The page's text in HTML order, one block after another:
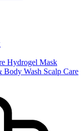
Hydrogel Mask
Body Wash Scalp Care